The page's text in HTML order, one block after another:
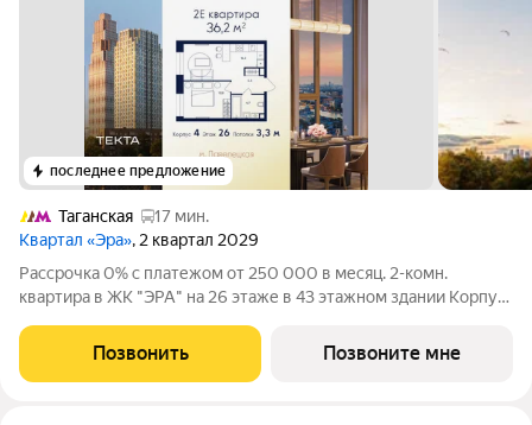
последнее предложение
Таганская
17 мин.
Квартал «Эра», 2 квартал 2029
Рассрочка 0% с платежом от 250 000 в месяц. 2-комн.
квартира в ЖК "ЭРА" на 26 этаже в 43 этажном здании Корпус
потолков 3.30 м. Современный премиум-квартал ЭРА на
Дербеневской набережной,
Позвонить Позвоните мне